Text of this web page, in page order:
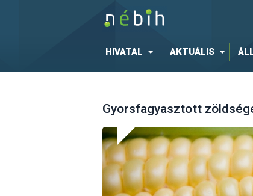
HIVATAL AKTUÁLIS
Gyorsfagyasztott